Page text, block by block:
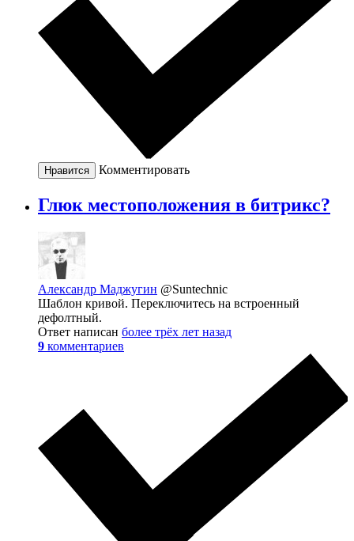
Нравится Комментировать
Глюк местоположения в битрикс?
Александр Маджугин @Suntechnic
Шаблон кривой. Переключитесь на встроенный
дефолтный.
Ответ написан более трёх лет назад
9 комментариев